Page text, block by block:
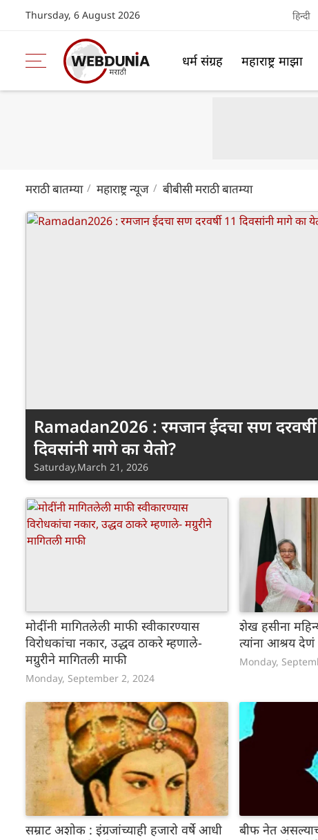
Thursday, 6 August 2026 हिन्दी
धर्म संग्रह महाराष्ट्र माझा
मराठी बातम्या महाराष्ट्र न्यूज बीबीसी मराठी बातम्या
Ramadan2026 : रमजान ईदचा सण
दिवसांनी मागे का येतो?
Saturday,March 21, 2026
मोदींनी मागितलेली माफी स्वीकारण्यास
विरोधकांचा नकार, उद्धव ठाकरे म्हणाले-
मग्रुरीने मागितली माफी
Monday, September 2, 2024
शेख हसीना
त्यांना आश्रय
Monday,
सम्राट अशोक : इंग्रजांच्याही हजारो वर्षे आधी
बीफ नेत